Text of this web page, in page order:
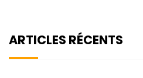
ARTICLES RÉCENTS